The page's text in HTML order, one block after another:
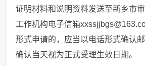
证明材料和说明资料发送至新乡市
工作机构电子信箱
形式申请的，应当以电话形式确认
确认当天视为正式受理生效日期。